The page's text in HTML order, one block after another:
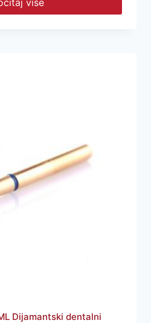
više
Dijamantski dentalni